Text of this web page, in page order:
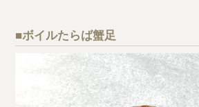
■ボイルたらば蟹足